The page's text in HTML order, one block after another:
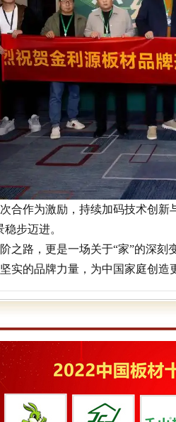
合作为激励，持续加码技术创
步迈进。
之路，更是一场关于“家”的深
实的品牌力量，为中国家庭创造